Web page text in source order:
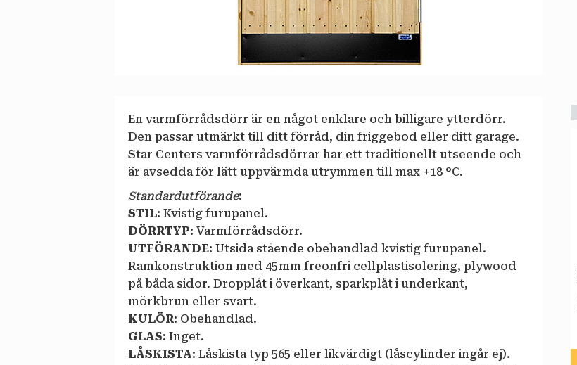
En varmförrådsdörr är en något enklare och billigare ytterdörr.
Den passar utmärkt till ditt förråd, din friggebod eller ditt garage.
Star Centers varmförrådsdörrar har ett traditionellt utseende och
är avsedda för lätt uppvärmda utrymmen till max +18 °C.
Standardutförande:
STIL: Kvistig furupanel.
DÖRRTYP: Varmförrådsdörr.
UTFÖRANDE: Utsida stående obehandlad kvistig furupanel.
Ramkonstruktion med 45 mm freonfri cellplastisolering, plywood
på båda sidor. Dropplåt i överkant, sparkplåt i underkant,
mörkbrun eller svart.
KULÖR: Obehandlad.
GLAS: Inget.
LÅSKISTA: Låskista typ 565 eller likvärdigt (låscylinder ingår ej).